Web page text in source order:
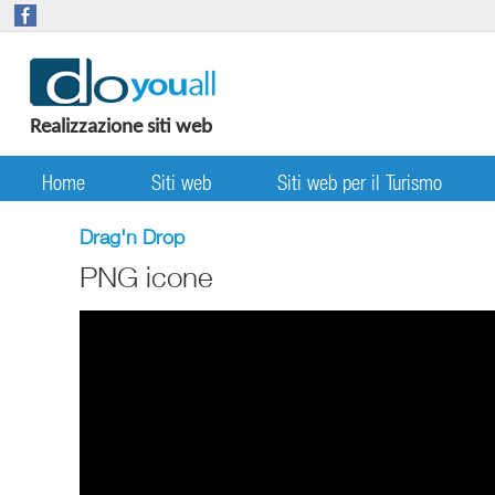
Realizzazione siti web
Home Siti web Siti web per il Turismo
Drag'n Drop
PNG icone